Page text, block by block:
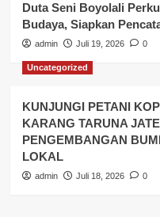
Duta Seni Boyolali
Budaya, Siapkan
admin Juli 19, 2026 0
Uncategorized
KUNJUNGI PETANI
KARANG TARUNA
PENGEMBANGAN
LOKAL
admin Juli 18, 2026 0